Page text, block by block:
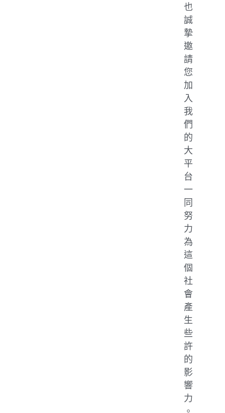
也
誠
摯
邀
請
您
加
入
我
們
的
大
平
台
一
同
努
力
為
這
個
社
會
產
生
些
許
的
影
響
力